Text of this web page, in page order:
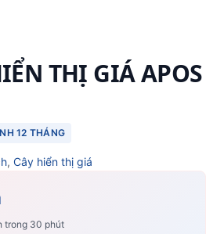
THỊ GIÁ APOS
12 THÁNG
, Cây hiển thị giá
trong 30 phút